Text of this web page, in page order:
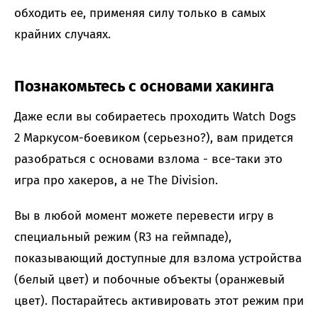
обходить ее, применяя силу только в самых
крайних случаях.
Познакомьтесь с основами хакинга
Даже если вы собираетесь проходить Watch Dogs
2 Маркусом-боевиком (серьезно?), вам придется
разобраться с основами взлома - все-таки это
игра про хакеров, а не The Division.
Вы в любой момент можете перевести игру в
специальный режим (R3 на геймпаде),
показывающий доступные для взлома устройства
(белый цвет) и побочные объекты (оранжевый
цвет). Постарайтесь активировать этот режим при